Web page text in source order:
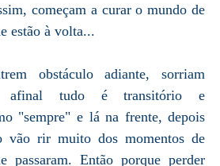
começam a curar o mundo de
estão à volta...
obstáculo adiante, sorriam
afinal tudo é transitório e
"sempre" e lá na frente, depois
vão rir muito dos momentos de
passaram. Então porque perder